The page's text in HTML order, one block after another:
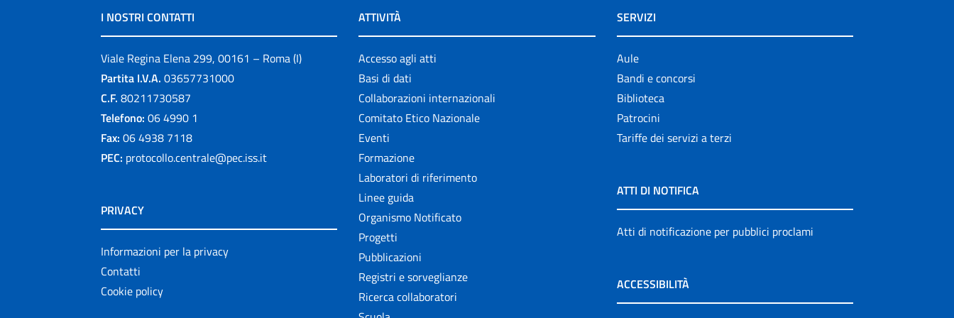
I NOSTRI CONTATTI
Viale Regina Elena 299, 00161 – Roma (I)
Partita I.V.A. 03657731000
C.F. 80211730587
Telefono: 06 4990 1
Fax: 06 4938 7118
PEC: protocollo.centrale@pec.iss.it
PRIVACY
Informazioni per la privacy
Contatti
Cookie policy
ATTIVITÀ
Accesso agli atti
Basi di dati
Collaborazioni internazionali
Comitato Etico Nazionale
Eventi
Formazione
Laboratori di riferimento
Linee guida
Organismo Notificato
Progetti
Pubblicazioni
Registri e sorveglianze
Ricerca collaboratori
SERVIZI
Aule
Bandi e concorsi
Biblioteca
Patrocini
Tariffe dei servizi a terzi
ATTI DI NOTIFICA
Atti di notificazione per pubblici proclami
ACCESSIBILITÀ